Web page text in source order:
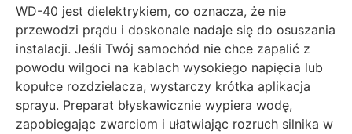
WD-40 jest dielektrykiem, co oznacza, że nie
przewodzi prądu i doskonale nadaje się do osuszania
instalacji. Jeśli Twój samochód nie chce zapalić z
powodu wilgoci na kablach wysokiego napięcia lub
kopułce rozdzielacza, wystarczy krótka aplikacja
sprayu. Preparat błyskawicznie wypiera wodę,
zapobiegając zwarciom i ułatwiając rozruch silnika w